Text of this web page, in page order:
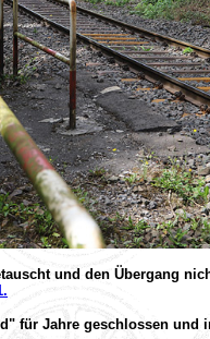
und den Übergang
für Jahre geschlossen und